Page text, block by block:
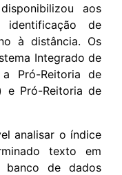
aos
de
à distância. Os
Integrado de
Pró-Reitoria de
e Pró-Reitoria de
analisar o índice
texto em
banco de dados